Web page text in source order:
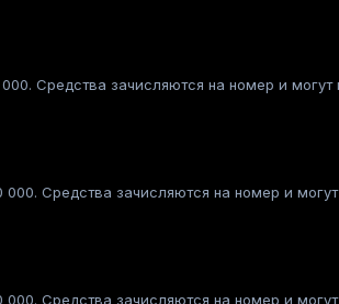
Средства зачисляются на номер и могут
Средства зачисляются на номер и
Средства зачисляются на номер и